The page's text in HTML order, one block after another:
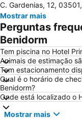
El Postiguet
Centro
Marina de Alicante
Festilandia
Platja de La Cala de
Avenida Jaime I
Centro
El Portet
C. Gardenias, 12,
Mostrar mais
Perguntas
Benidorm
Tem piscina no Hotel
Animais de estimação
Tem estacionamento
Qual é o horário de
Benidorm?
Onde está localizado o
Mostrar mais